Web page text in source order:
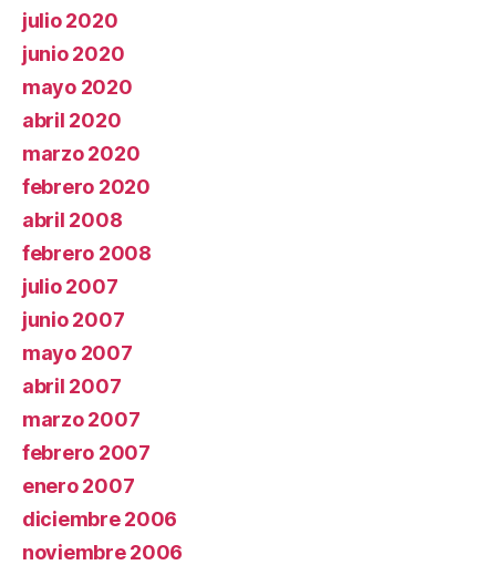
julio 2020
junio 2020
mayo 2020
abril 2020
marzo 2020
febrero 2020
abril 2008
febrero 2008
julio 2007
junio 2007
mayo 2007
abril 2007
marzo 2007
febrero 2007
enero 2007
diciembre 2006
noviembre 2006